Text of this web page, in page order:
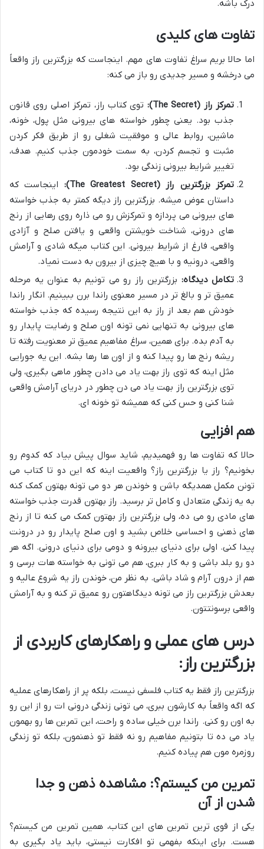
درک باشه.
تفاوت های کلیدی
اما حالا بریم سراغ تفاوت های مهم. اینجاست که بزرگترین راز واقعاً
می درخشه و مسیر جدیدی رو باز می کنه:
تمرکز راز (The Secret): توی کتاب راز، تمرکز اصلی روی قانون
جذب بود. یعنی چطور خواسته های بیرونی مثل پول، خونه،
ماشین، روابط عالی و موفقیت شغلی رو از طریق فکر کردن
مثبت و تجسم کردن، به سمت خودمون جذب کنیم. هدف،
تغییر شرایط بیرونی زندگی بود.
تمرکز بزرگترین راز (The Greatest Secret):
اینجاست که
داستان عوض میشه. بزرگترین راز دیگه کمتر به جذب خواسته
های بیرونی می پردازه و تمرکزش رو می ذاره روی رهایی از رنج
های درونی، شناخت خویشتن واقعی و یافتن صلح و آزادی
واقعی، فارغ از شرایط بیرونی. این کتاب میگه شادی و آرامش
واقعی، درونیه و با هیچ چیزی از بیرون به دست نمیاد.
تکامل دیدگاه: بزرگترین راز رو می تونیم به عنوان یه مرحله
عمیق تر و بالغ تر در مسیر معنوی راندا برن ببینیم. انگار راندا
خودش هم بعد از راز به این نتیجه رسیده که جذب خواسته
های بیرونی به تنهایی نمی تونه اون صلح و رضایت پایدار رو
به آدم بده. برای همین، سراغ مفاهیم عمیق تر معنویترفته تا
ریشه رنج ها رو پیدا کنه و از اون ها رها بشه. این یه جورایی
مثل اینه که توی راز بهت یاد می دادن چطور ماهی بگیری، ولی
توی بزرگترین راز بهت یاد می دن چطور در دریای آرامش واقعی
شنا کنی و حس کنی که همیشه تو خونه ای.
هم افزایی
حالا که تفاوت ها رو فهمیدیم، شاید سوال پیش بیاد که کدوم رو
بخونیم؟ راز یا بزرگترین راز؟ واقعیت اینه که این دو تا کتاب می
تونن مکمل همدیگه باشن و خوندن هر دو می تونه بهتون کمک کنه
به یه زندگی متعادل و کامل تر برسید. راز بهتون قدرت جذب خواسته
های مادی رو می ده، ولی بزرگترین راز بهتون کمک می کنه تا از رنج
های ذهنی و احساسی خلاص بشید و اون صلح پایدار رو در درونت
پیدا کنی. اولی برای دنیای بیرونه و دومی برای دنیای درونی. اگه هر
دو رو بلد باشی و به کار ببری، هم می تونی به خواسته هات برسی و
هم از درون آرام و شاد باشی. به نظر من، خوندن راز یه شروع عالیه و
بعدش بزرگترین راز می تونه دیدگاهتون رو عمیق تر کنه و به آرامش
واقعی برسونتتون.
درس های عملی و راهکارهای کاربردی از
بزرگترین راز:
بزرگترین راز فقط یه کتاب فلسفی نیست، بلکه پر از راهکارهای عملیه
که اگه واقعاً به کارشون ببری، می تونی زندگی درونی ات رو از این رو
به اون رو کنی. راندا برن خیلی ساده و راحت، این تمرین ها رو بهمون
یاد می ده تا بتونیم مفاهیم رو نه فقط تو ذهنمون، بلکه تو زندگی
روزمره مون هم پیاده کنیم.
تمرین من کیستم؟: مشاهده ذهن و جدا
شدن از آن
یکی از قوی ترین تمرین های این کتاب، همین تمرین من کیستم؟
هست. برای اینکه بفهمی تو افکارت نیستی، باید یاد بگیری به